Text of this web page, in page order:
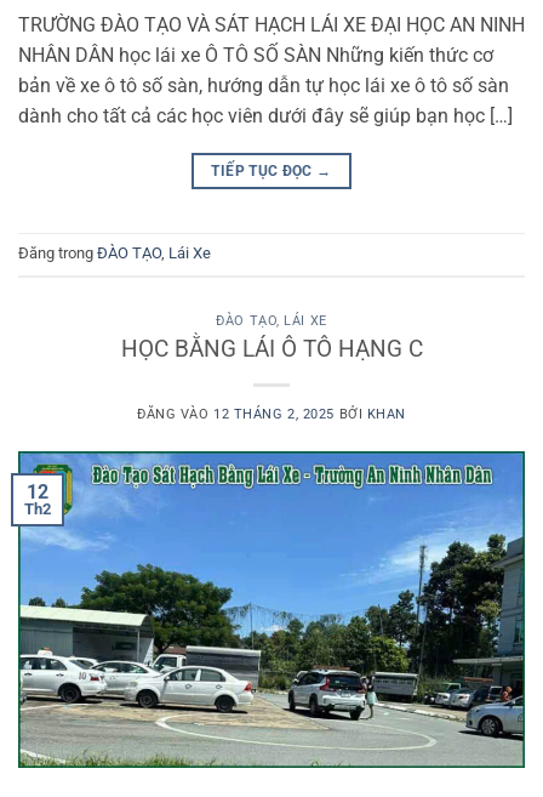
TRƯỜNG ĐÀO TẠO VÀ SÁT HẠCH LÁI XE ĐẠI HỌC AN NINH
NHÂN DÂN học lái xe Ô TÔ SỐ SÀN Những kiến thức cơ
bản về xe ô tô số sàn, hướng dẫn tự học lái xe ô tô số sàn
dành cho tất cả các học viên dưới đây sẽ giúp bạn học […]
TIẾP TỤC ĐỌC →
Đăng trong ĐÀO TẠO, Lái Xe
ĐÀO TẠO, LÁI XE
HỌC BẰNG LÁI Ô TÔ HẠNG C
ĐĂNG VÀO 12 THÁNG 2, 2025 BỞI KHAN
12
Th2